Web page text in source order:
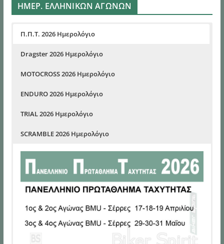
ΗΜΕΡ. ΕΛΛΗΝΙΚΩΝ ΑΓΩΝΩΝ
Π.Π.Τ. 2026 Ημερολόγιο
Dragster 2026 Ημερολόγιο
MOTOCROSS 2026 Ημερολόγιο
ENDURO 2026 Ημερολόγιο
TRIAL 2026 Ημερολόγιο
SCRAMBLE 2026 Ημερολόγιο